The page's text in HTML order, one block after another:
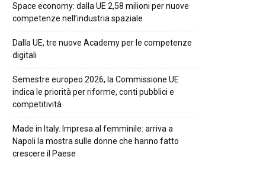
Space economy: dalla UE 2,58 milioni per nuove
competenze nell’industria spaziale
Dalla UE, tre nuove Academy per le competenze
digitali
Semestre europeo 2026, la Commissione UE
indica le priorità per riforme, conti pubblici e
competitività
Made in Italy. Impresa al femminile: arriva a
Napoli la mostra sulle donne che hanno fatto
crescere il Paese